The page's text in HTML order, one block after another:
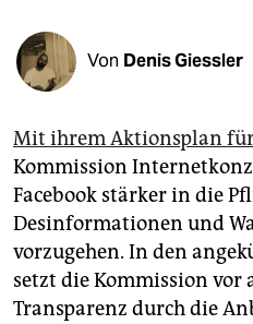
fragen & hilfe
abo
genossenschaft
epaper login
Von Denis Giessler
Mit ihrem Aktionsplan
Kommission
Facebook stärker in die
Desinformationen und
vorzugehen. In den
setzt die Kommission vor
Transparenz durch die